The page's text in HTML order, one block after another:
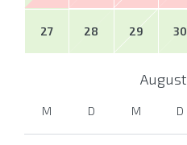
27 28 29 30
August
M D M D